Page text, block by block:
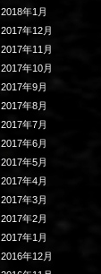
2018年1月
2017年12月
2017年11月
2017年10月
2017年9月
2017年8月
2017年7月
2017年6月
2017年5月
2017年4月
2017年3月
2017年2月
2017年1月
2016年12月